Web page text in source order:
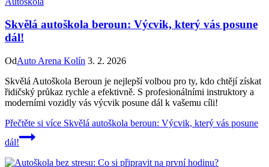
Skvělá autoškola beroun: Výcvik, který vás posune
dál!
OdAuto Arena Kolín 3. 2. 2026
Skvělá Autoškola Beroun je nejlepší volbou pro ty, kdo chtějí získat
řidičský průkaz rychle a efektivně. S profesionálními instruktory a
moderními vozidly vás výcvik posune dál k vašemu cíli!
Přečtěte si více Skvělá autoškola beroun: Výcvik, který vás posune
dál!